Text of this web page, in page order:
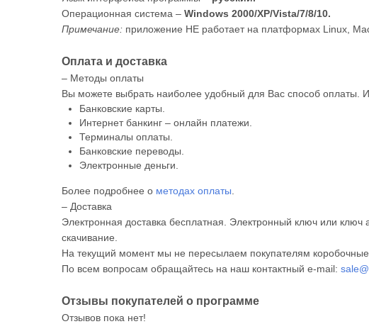
Операционная система – Windows 2000/XP/Vista/7/8/10.
Примечание: приложение НЕ работает на платформах Linux,
Оплата и доставка
– Методы оплаты
Вы можете выбрать наиболее удобный для Вас способ оплаты.
Банковские карты.
Интернет банкинг – онлайн платежи.
Терминалы оплаты.
Банковские переводы.
Электронные деньги.
Более подробнее о методах оплаты
– Доставка
Электронная доставка бесплатная. Электронный ключ или
скачивание.
На текущий момент мы не пересылаем покупателям
По всем вопросам обращайтесь на наш контактный e-mail:
Отзывы покупателей о программе
Отзывов пока нет!